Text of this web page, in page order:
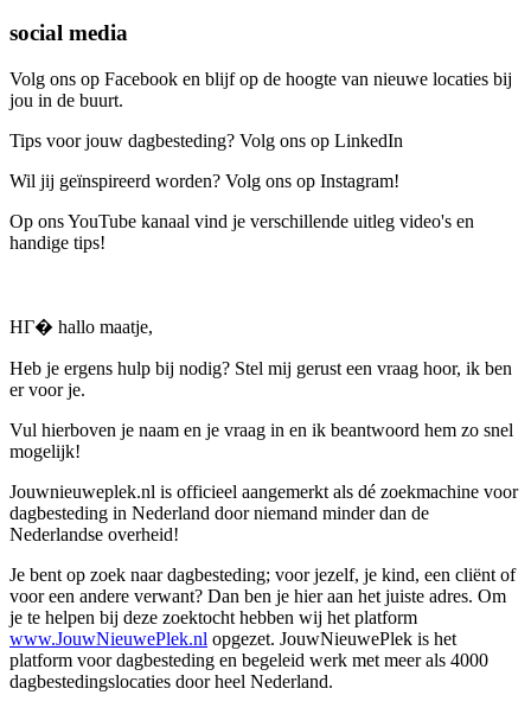
social media
Volg ons op Facebook en blijf op de hoogte van nieuwe locaties bij
jou in de buurt.
Tips voor jouw dagbesteding? Volg ons op LinkedIn
Wil jij geïnspireerd worden? Volg ons op Instagram!
Op ons YouTube kanaal vind je verschillende uitleg video's en
handige tips!
HГ� hallo maatje,
Heb je ergens hulp bij nodig? Stel mij gerust een vraag hoor, ik ben
er voor je.
Vul hierboven je naam en je vraag in en ik beantwoord hem zo snel
mogelijk!
Jouwnieuweplek.nl is officieel aangemerkt als dé zoekmachine voor
dagbesteding in Nederland door niemand minder dan de
Nederlandse overheid!
Je bent op zoek naar dagbesteding; voor jezelf, je kind, een cliënt of
voor een andere verwant? Dan ben je hier aan het juiste adres. Om
je te helpen bij deze zoektocht hebben wij het platform
www.JouwNieuwePlek.nl opgezet. JouwNieuwePlek is het
platform voor dagbesteding en begeleid werk met meer als 4000
dagbestedingslocaties door heel Nederland.